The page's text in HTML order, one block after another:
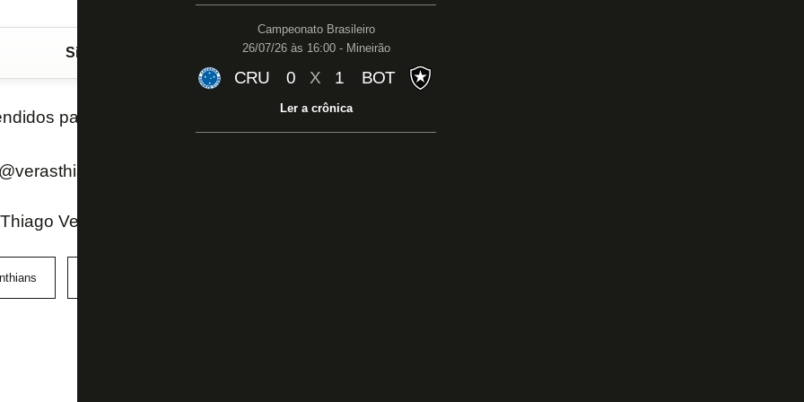
Campeonato Brasileiro
26/07/26 às 16:00 - Mineirão
CRU 0 X 1 BOT
Ler a crônica
Siga o FogãoNET no Google Discover
para Botafogo e Corinthians.#TUPI
Veras - Rádio Tupi